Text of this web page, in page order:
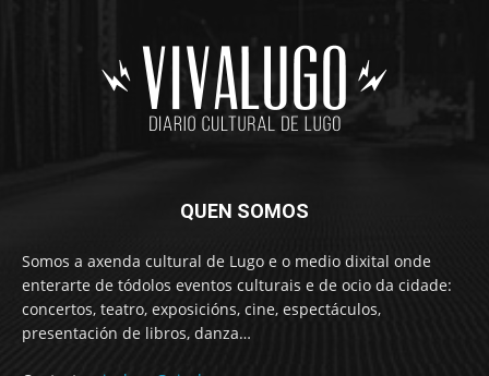
QUEN SOMOS
Somos a axenda cultural de Lugo e o medio dixital onde
enterarte de tódolos eventos culturais e de ocio da cidade:
concertos, teatro, exposicións, cine, espectáculos,
presentación de libros, danza…